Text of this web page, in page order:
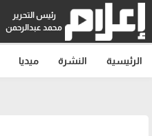
رئيس التحرير
محمد عبدالرحمن
الرئيسية النشرة ميديا